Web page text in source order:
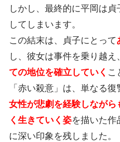
しかし、最終的に平岡は
してしまいます。
この結末は、貞子にとって
し、彼女は事件を乗り越え、
ての地位を確立していく こ
「赤い殺意」は、単なる復
女性が悲劇を経験しなが
く生きていく姿を描いた作
に深い印象を残しました。